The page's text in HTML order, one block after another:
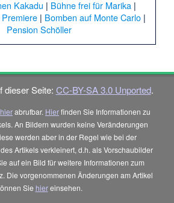
Kakadu | Bühne frei für Marika |
| Bomben auf Monte Carlo |
Pension Schöller
dieser Seite: CC-BY-SA 3.0 Unported.
hierabrufbar. Hierfinden Sie Informationen zu
An Bildern wurden keine Veränderungen
werden aber in der Regel wie bei der
Artikels verkleinert, d.h. als Vorschaubilder
auf ein Bild für weitere Informationen zum
Die vorgenommenen Änderungen am Artikel
Sie hiereinsehen.